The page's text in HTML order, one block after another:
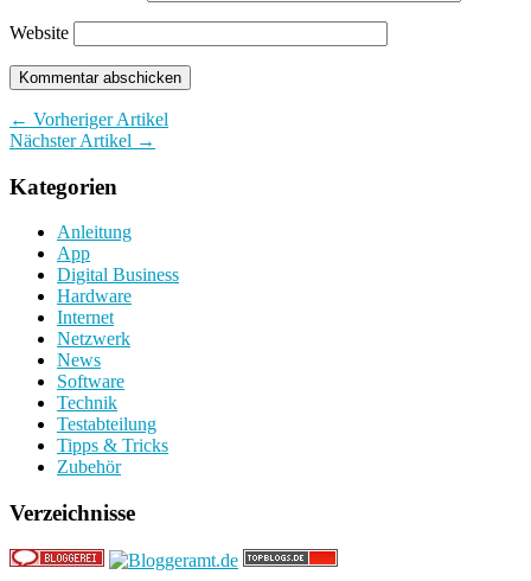
Website
← Vorheriger Artikel
Nächster Artikel →
Kategorien
Anleitung
App
Digital Business
Hardware
Internet
Netzwerk
News
Software
Technik
Testabteilung
Tipps & Tricks
Zubehör
Verzeichnisse